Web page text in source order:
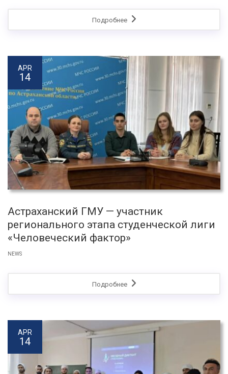
Подробнее
APR
14
Астраханский ГМУ — участник
регионального этапа студенческой лиги
«Человеческий фактор»
NEWS
Подробнее
APR
14